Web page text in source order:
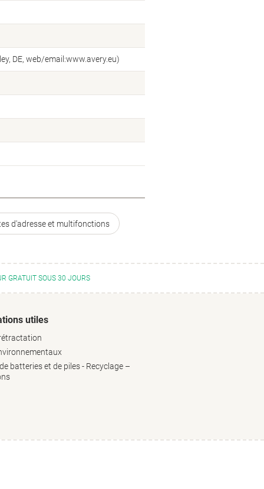
DE, web/email:www.avery.eu)
d'adresse et multifonctions
GRATUIT SOUS 30 JOURS
utiles
batteries et de piles - Recyclage –